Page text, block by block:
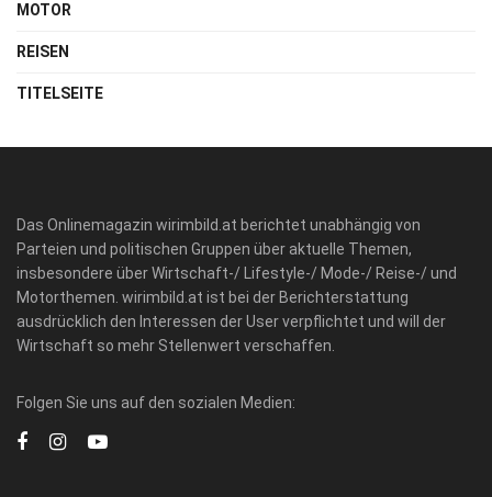
MOTOR
REISEN
TITELSEITE
Das Onlinemagazin wirimbild.at berichtet unabhängig von
Parteien und politischen Gruppen über aktuelle Themen,
insbesondere über Wirtschaft-/ Lifestyle-/ Mode-/ Reise-/ und
Motorthemen. wirimbild.at ist bei der Berichterstattung
ausdrücklich den Interessen der User verpflichtet und will der
Wirtschaft so mehr Stellenwert verschaffen.
Folgen Sie uns auf den sozialen Medien: